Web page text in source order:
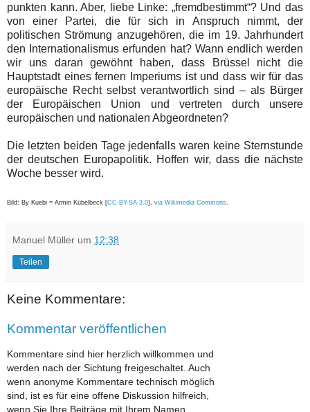
punkten kann. Aber, liebe Linke: „fremdbestimmt“? Und das
von einer Partei, die für sich in Anspruch nimmt, der
politischen Strömung anzugehören, die im 19. Jahrhundert
den Internationalismus erfunden hat? Wann endlich werden
wir uns daran gewöhnt haben, dass Brüssel nicht die
Hauptstadt eines fernen Imperiums ist und dass wir für das
europäische Recht selbst verantwortlich sind – als Bürger
der Europäischen Union und vertreten durch unsere
europäischen und nationalen Abgeordneten?
Die letzten beiden Tage jedenfalls waren keine Sternstunde
der deutschen Europapolitik. Hoffen wir, dass die nächste
Woche besser wird.
Bild: By Kuebi = Armin Kübelbeck [CC-BY-SA-3.0], via Wikimedia Commons
Manuel Müller um 12:38
Teilen
Keine Kommentare:
Kommentar veröffentlichen
Kommentare sind hier herzlich willkommen und
werden nach der Sichtung freigeschaltet. Auch
wenn anonyme Kommentare technisch möglich
sind, ist es für eine offene Diskussion hilfreich,
wenn Sie Ihre Beiträge mit Ihrem Namen